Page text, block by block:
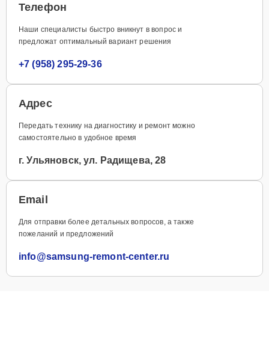
Телефон
Наши специалисты быстро вникнут в вопрос и
предложат оптимальный вариант решения
+7 (958) 295-29-36
Адрес
Передать технику на диагностику и ремонт можно
самостоятельно в удобное время
г. Ульяновск, ул. Радищева, 28
Email
Для отправки более детальных вопросов, а также
пожеланий и предложений
info@samsung-remont-center.ru